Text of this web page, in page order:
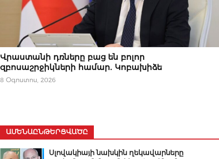
ՆՈՐՈՒԹՅՈՒՆՆԵՐ
Վրաստանի դռները բաց են բոլոր
զբոսաշրջիկների համար․ Կոբախիձե
8 Օգոստոս, 2026
ԱՄԵՆԱԸՆԹԵՐՑՎԱԾԸ
Սլովակիայի նախկին ղեկավարները